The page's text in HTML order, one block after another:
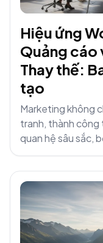
Hiệu ứng
Quảng cáo
Thay thế:
tạo
Marketing không
tranh, thành công
quan hệ sâu sắc,